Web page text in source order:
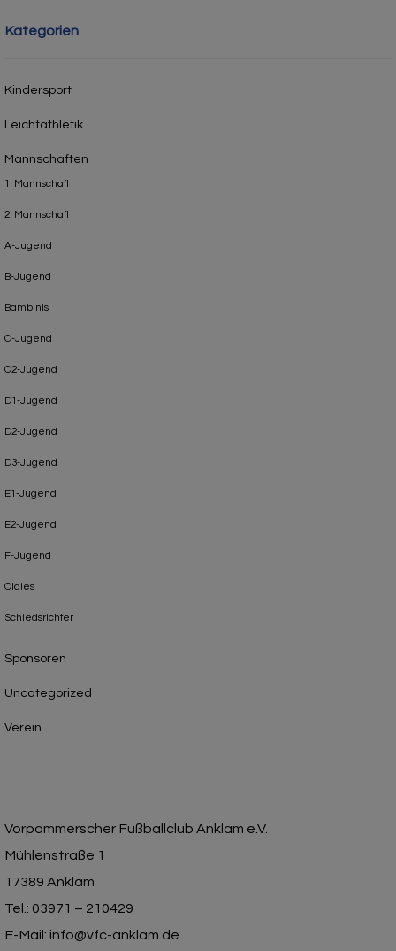
Kategorien
Kindersport
Leichtathletik
Mannschaften
1. Mannschaft
2. Mannschaft
A-Jugend
B-Jugend
Bambinis
C-Jugend
C2-Jugend
D1-Jugend
D2-Jugend
D3-Jugend
E1-Jugend
E2-Jugend
F-Jugend
Oldies
Schiedsrichter
Sponsoren
Uncategorized
Verein
Vorpommerscher Fußballclub Anklam e.V.
Mühlenstraße 1
17389 Anklam
Tel.: 03971 – 210429
E-Mail: info@vfc-anklam.de